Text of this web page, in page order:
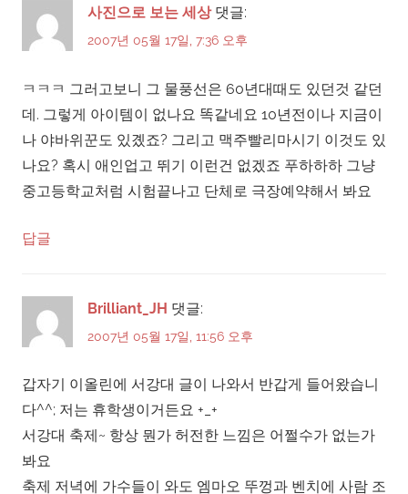
사진으로 보는 세상 댓글:
2007년 05월 17일, 7:36 오후
ㅋㅋㅋ 그러고보니 그 물풍선은 60년대때도 있던것 같던
데. 그렇게 아이템이 없나요 똑같네요 10년전이나 지금이
나 야바위꾼도 있곘죠? 그리고 맥주빨리마시기 이것도 있
나요? 혹시 애인업고 뛰기 이런건 없겠죠 푸하하하 그냥
중고등학교처럼 시험끝나고 단체로 극장예약해서 봐요
답글
Brilliant_JH 댓글:
2007년 05월 17일, 11:56 오후
갑자기 이올린에 서강대 글이 나와서 반갑게 들어왔습니
다^^; 저는 휴학생이거든요 +_+
서강대 축제~ 항상 뭔가 허전한 느낌은 어쩔수가 없는가
봐요
축제 저녁에 가수들이 와도 엠마오 뚜껑과 벤치에 사람 조